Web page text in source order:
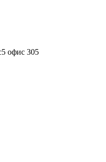
офис 305